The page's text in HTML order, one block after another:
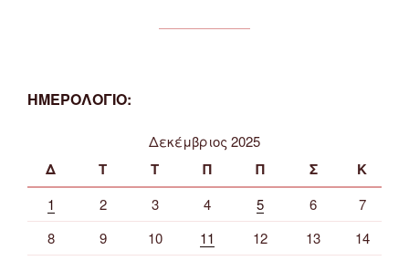
ΗΜΕΡΟΛΟΓΙΟ:
Δεκέμβριος 2025
Δ Τ Τ Π Π Σ Κ
1 2 3 4 5 6
7
8
9 10 11 12 13
14